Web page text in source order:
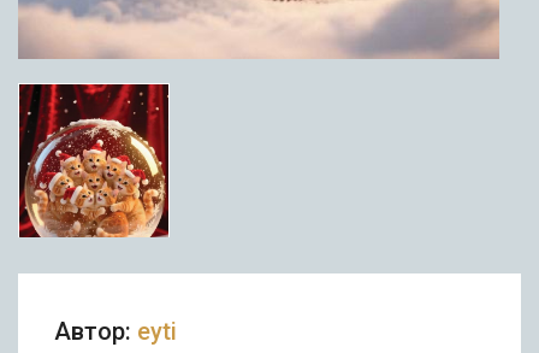
Автор: eyti